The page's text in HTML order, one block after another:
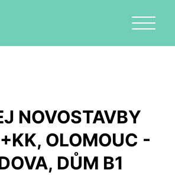
NOVOSTAVBY
OLOMOUC -
DŮM B1